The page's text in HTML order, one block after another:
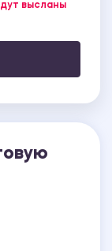
высланы